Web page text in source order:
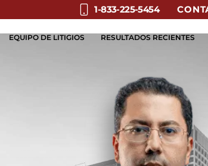
1-833-225-5454
EQUIPO DE LITIGIOS RESULTADOS RECIENTES